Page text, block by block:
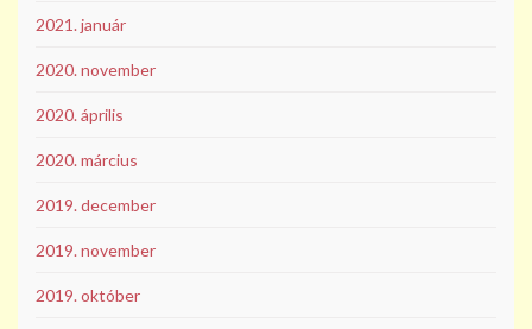
2021. január
2020. november
2020. április
2020. március
2019. december
2019. november
2019. október